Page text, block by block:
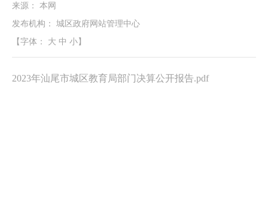
来源： 本网
发布机构： 城区政府网站管理中心
【字体： 大 中 小 】
2023年汕尾市城区教育局部门决算公开报告.pdf